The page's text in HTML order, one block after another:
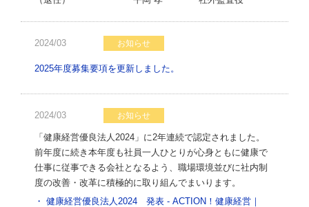
2024/03 お知らせ
2025年度募集要項を更新しました。
2024/03 お知らせ
「健康経営優良法人2024」に2年連続で認定されました。
前年度に続き本年度も社員一人ひとりが心身ともに健康で
仕事に従事できる会社となるよう、職場環境並びに社内制
度の改善・改革に積極的に取り組んでまいります。
・ 健康経営優良法人2024 発表 - ACTION！健康経営｜